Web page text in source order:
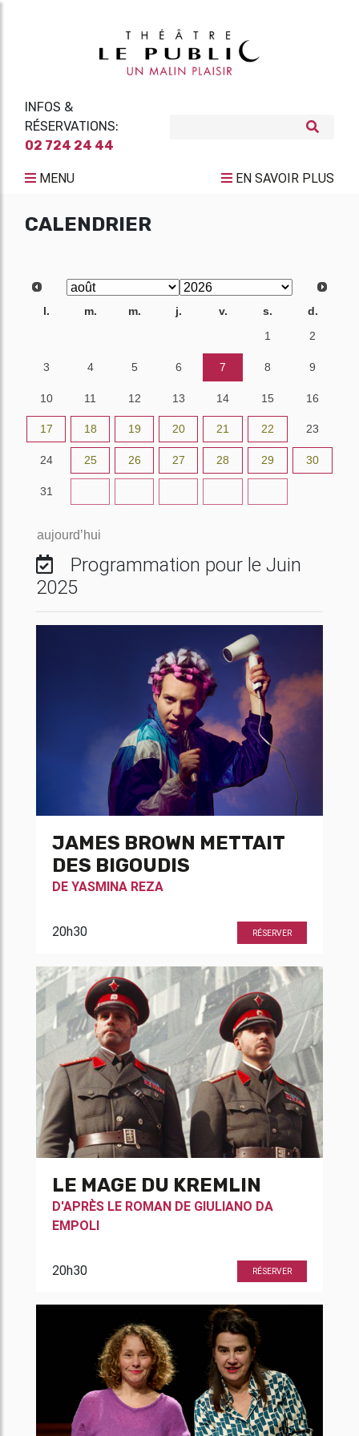
INFOS &
RÉSERVATIONS:
02 724 24 44
MENU EN SAVOIR PLUS
CALENDRIER
l. m. m. j. v. s.
d.
1 2
3 4 5 6 7 8 9
10 11 12 13 14 15 16
17 18 19 20 21 22 23
24 25 26 27 28 29 30
31
aujourd’hui
Programmation pour le Juin
2025
JAMES BROWN METTAIT
DES BIGOUDIS
DE YASMINA REZA
20h30 RÉSERVER
LE MAGE DU KREMLIN
D'APRÈS LE ROMAN DE GIULIANO DA
EMPOLI
20h30 RÉSERVER